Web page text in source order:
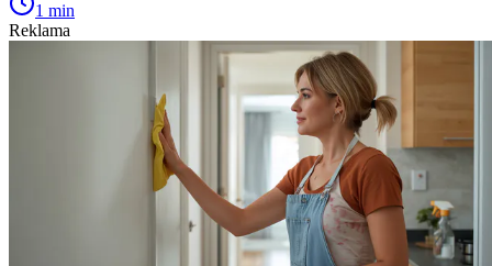
1 min
Reklama